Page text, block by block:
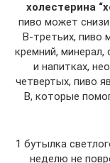
холестерина
пиво может
В-третьих, пиво
кремний,
и ​​напитках,
четвертых, пиво
В, которые
1 бутылка
неделю не